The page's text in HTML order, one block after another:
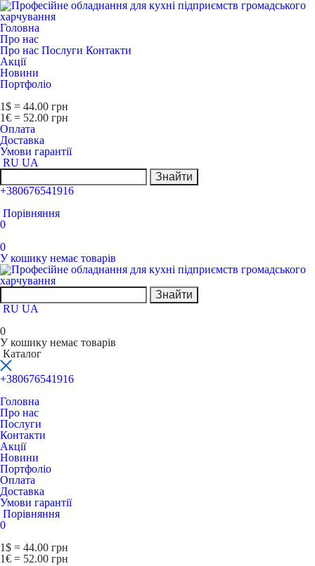
Головна
Про нас
Про нас Послуги Контакти
Акції
Новини
Портфоліо
1$ = 44.00 грн
1€ = 52.00 грн
Оплата
Доставка
Умови гарантії
RU UA
Знайти
+380676541916
Порівняння
0
0
У кошику немає товарів
Знайти
RU UA
0
У кошику немає товарів
Каталог
+380676541916
Головна
Про нас
Послуги
Контакти
Акції
Новини
Портфоліо
Оплата
Доставка
Умови гарантії
Порівняння
0
1$ = 44.00 грн
1€ = 52.00 грн